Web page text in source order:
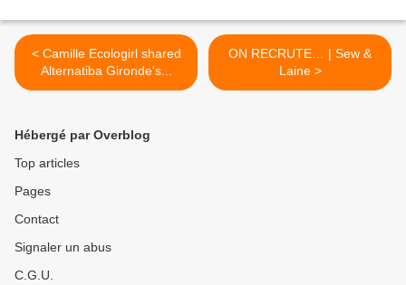
< Camille Ecologirl shared
Alternatiba Gironde's...
ON RECRUTE… | Sew &
Laine >
Hébergé par Overblog
Top articles
Pages
Contact
Signaler un abus
C.G.U.